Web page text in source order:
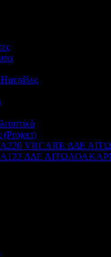
(Project)
VRCARE ΔΔΕ
ΔΔΕ